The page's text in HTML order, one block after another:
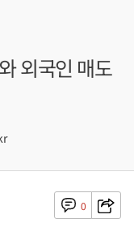
외국인 매도
0